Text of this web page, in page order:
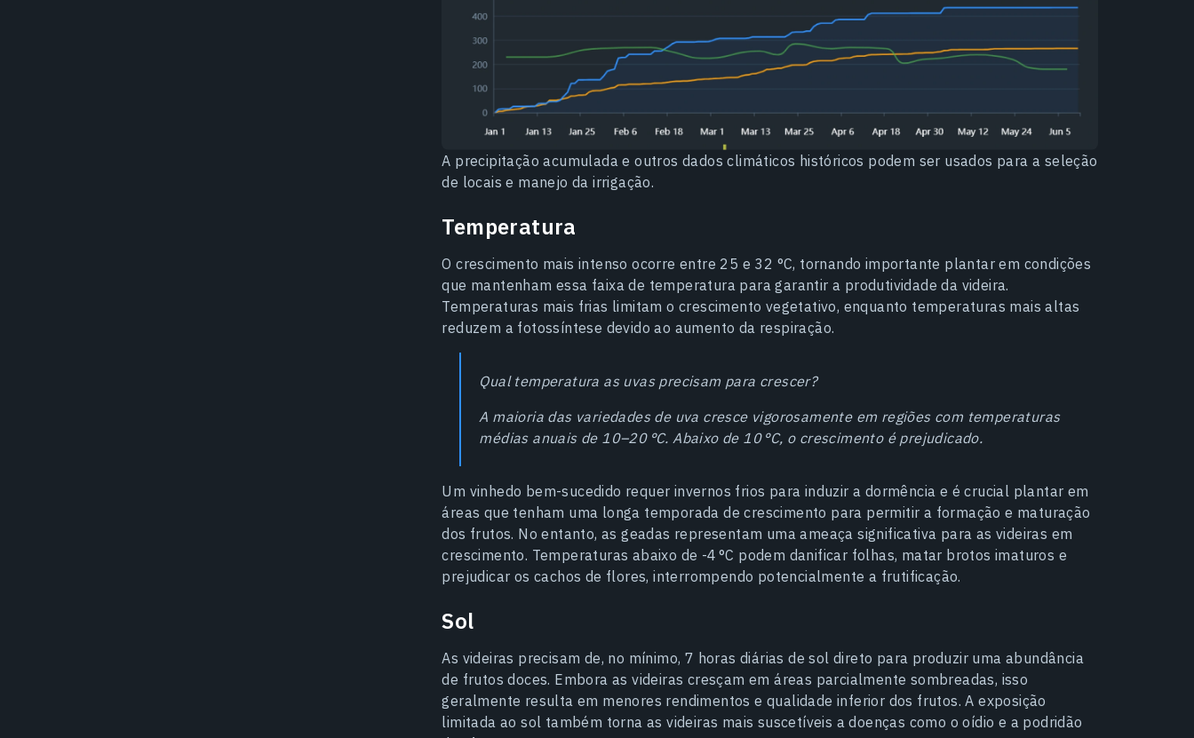
A precipitação acumulada e outros dados climáticos históricos podem ser usados para a seleção
de locais e manejo da irrigação.
Temperatura
O crescimento mais intenso ocorre entre 25 e 32 °C, tornando importante plantar em condições
que mantenham essa faixa de temperatura para garantir a produtividade da videira.
Temperaturas mais frias limitam o crescimento vegetativo, enquanto temperaturas mais altas
reduzem a fotossíntese devido ao aumento da respiração.
Qual temperatura as uvas precisam para crescer?
A maioria das variedades de uva cresce vigorosamente em regiões com temperaturas
médias anuais de 10–20 °C. Abaixo de 10 °C, o crescimento é prejudicado.
Um vinhedo bem-sucedido requer invernos frios para induzir a dormência e é crucial plantar em
áreas que tenham uma longa temporada de crescimento para permitir a formação e maturação
dos frutos. No entanto, as geadas representam uma ameaça significativa para as videiras em
crescimento. Temperaturas abaixo de -4 °C podem danificar folhas, matar brotos imaturos e
prejudicar os cachos de flores, interrompendo potencialmente a frutificação.
Sol
As videiras precisam de, no mínimo, 7 horas diárias de sol direto para produzir uma abundância
de frutos doces. Embora as videiras cresçam em áreas parcialmente sombreadas, isso
geralmente resulta em menores rendimentos e qualidade inferior dos frutos. A exposição
limitada ao sol também torna as videiras mais suscetíveis a doenças como o oídio e a podridão